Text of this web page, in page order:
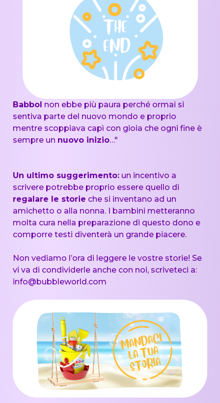
Babbol non ebbe più paura perché ormai si
sentiva parte del nuovo mondo e proprio
mentre scoppiava capì con gioia che ogni fine è
sempre un nuovo inizio…"
Un ultimo suggerimento:un incentivo a
scrivere potrebbe proprio essere quello di
regalare le storie che si inventano ad un
amichetto o alla nonna. I bambini metteranno
molta cura nella preparazione di questo dono e
comporre testi diventerà un grande piacere.
Non vediamo l’ora di leggere le vostre storie! Se
vi va di condividerle anche con noi, scriveteci a:
info@bubbleworld.com